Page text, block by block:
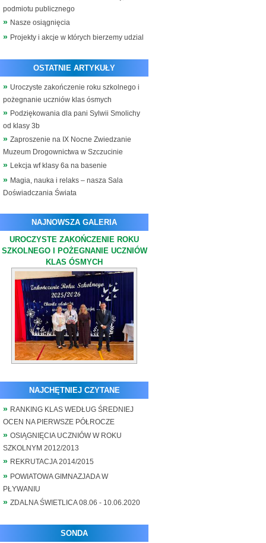
podmiotu publicznego
Nasze osiągnięcia
Projekty i akcje w których bierzemy udzial
OSTATNIE ARTYKUŁY
Uroczyste zakończenie roku szkolnego i
pożegnanie uczniów klas ósmych
Podziękowania dla pani Sylwii Smolichy
od klasy 3b
Zaproszenie na IX Nocne Zwiedzanie
Muzeum Drogownictwa w Szczucinie
Lekcja wf klasy 6a na basenie
Magia, nauka i relaks – nasza Sala
Doświadczania Świata
NAJNOWSZA GALERIA
UROCZYSTE ZAKOŃCZENIE ROKU
SZKOLNEGO I POŻEGNANIE UCZNIÓW
KLAS ÓSMYCH
NAJCHĘTNIEJ CZYTANE
RANKING KLAS WEDŁUG ŚREDNIEJ
OCEN NA PIERWSZE PÓŁROCZE
OSIĄGNIĘCIA UCZNIÓW W ROKU
SZKOLNYM 2012/2013
REKRUTACJA 2014/2015
POWIATOWA GIMNAZJADA W
PŁYWANIU
ZDALNA ŚWIETLICA 08.06 - 10.06.2020
SONDA